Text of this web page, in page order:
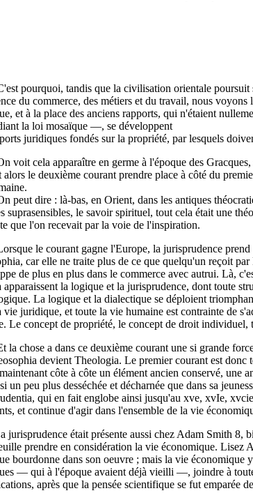
pourquoi, tandis que la civilisation orientale
du commerce, des métiers et du travail, nous voyons
et à la place des anciens rapports, qui n'étaient
la loi mosaïque —, se développent
juridiques fondés sur la propriété, par lesquels
voit cela apparaître en germe à l'époque des
le deuxième courant prendre place à côté du
peut dire : là-bas, en Orient, dans les antiques
suprasensibles, le savoir spirituel, tout cela était une
que l'on recevait par la voie de l'inspiration.
le courant gagne l'Europe, la jurisprudence
car elle ne traite plus de ce que quelqu'un reçoit
de plus en plus dans le commerce avec autrui. Là,
apparaissent la logique et la jurisprudence, dont toute
La logique et la dialectique se déploient
vie juridique, et toute la vie humaine est contrainte de
Le concept de propriété, le concept de droit individuel,
la chose a dans ce deuxième courant une si grande
devient Theologia. Le premier courant est
côte à côte un élément ancien conservé, une
un peu plus desséchée et décharnée que dans sa
qui en fait englobe ainsi jusqu'au xve, xvIe,
et continue d'agir dans l'ensemble de la vie
jurisprudence était présente aussi chez Adam Smith 8,
prendre en considération la vie économique. Lisez
bourdonne dans son oeuvre ; mais la vie économique
— qui à l'époque avaient déjà vieilli —, joindre à
après que la pensée scienti­fique se fut emparée